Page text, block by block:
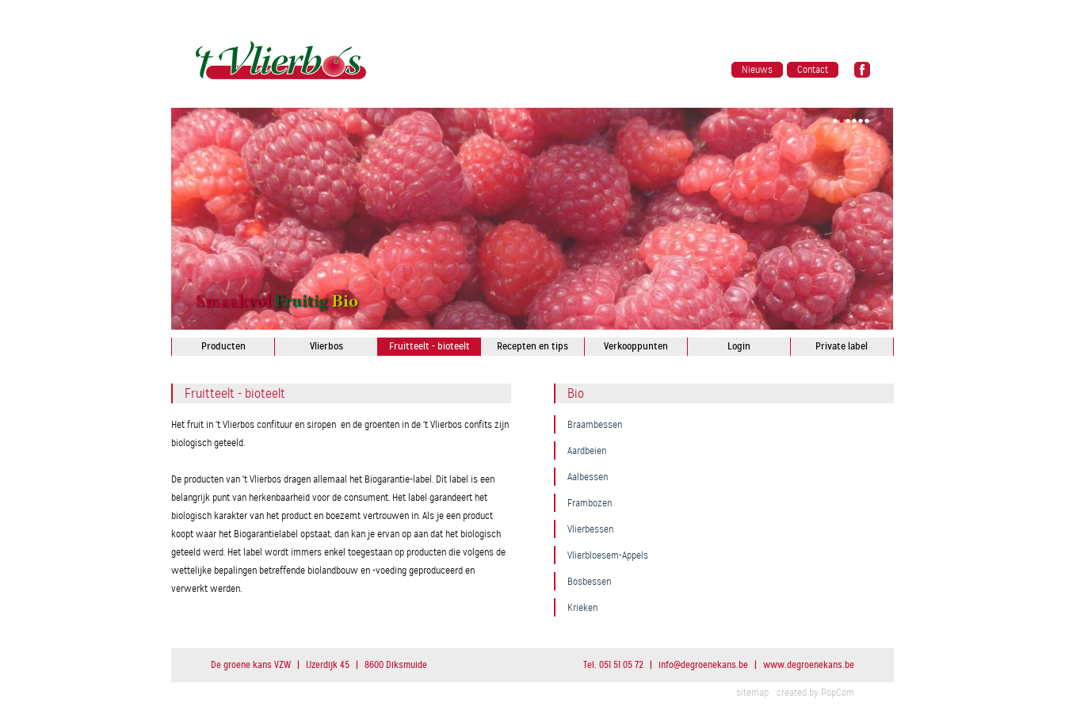
Nieuws Contact
••••••
Producten Vlierbos Fruitteelt - bioteelt Recepten en tips Verkooppunten Login Private label
Fruitteelt - bioteelt
Het fruit in 't Vlierbos confituur en siropen en de groenten in de 't Vlierbos confits zijn
biologisch geteeld.
De producten van 't Vlierbos dragen allemaal het Biogarantie-label. Dit label is een
belangrijk punt van herkenbaarheid voor de consument. Het label garandeert het
biologisch karakter van het product en boezemt vertrouwen in. Als je een product
koopt waar het Biogarantielabel opstaat, dan kan je ervan op aan dat het biologisch
geteeld werd. Het label wordt immers enkel toegestaan op producten die volgens de
wettelijke bepalingen betreffende biolandbouw en -voeding geproduceerd en
verwerkt werden.
Bio
Braambessen
Aardbeien
Aalbessen
Frambozen
Vlierbessen
Vlierbloesem-Appels
Bosbessen
Krieken
De groene kans VZW IJzerdijk 45 8600 Diksmuide Tel. 051 51 05 72 info@degroenekans.be www.degroenekans.be
sitemap created by PopCom